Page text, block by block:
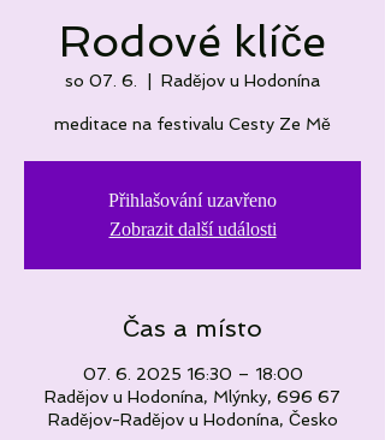
Rodové klíče
so 07. 6. Radějov u Hodonína
meditace na festivalu Cesty Ze Mě
Přihlašování uzavřeno
Zobrazit další události
Čas a místo
07. 6. 2025 16:30 – 18:00
Radějov u Hodonína, Mlýnky, 696 67
Radějov-Radějov u Hodonína, Česko